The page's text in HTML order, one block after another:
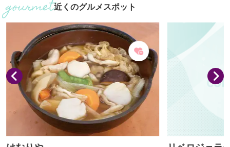
八重桜は、花が大きく鮮やかなピンク色
で、例年4月下旬から5月上旬に見頃を迎
えます。
房／蔵の作品ギ
展示販売） ・解説：あ
きガラスによ
ペーパーウェイ
作できます。 ■個人の受入 可 ■団体の受
入(人数) 可（...
近くのグルメスポット